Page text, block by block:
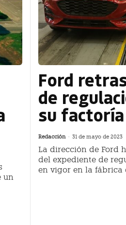
un
Ford
de
su
Redacción - 31 de mayo de 2023
La dirección de Ford
del expediente de
en vigor en la fábrica